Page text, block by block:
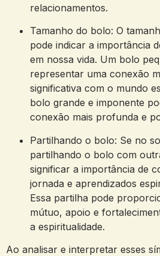
relacionamentos.
Tamanho do bolo:⁣ O⁢
pode‍ indicar​ a importância
em nossa vida. Um bolo
‍representar ⁣uma conexão
significativa com ​o mundo
bolo grande e imponente
conexão mais profunda e
Partilhando o bolo:​ Se‌ no
partilhando ‍o bolo⁢ com
significar ‌a importância de
jornada ​e aprendizados​
Essa partilha pode⁢
⁣mútuo, apoio e‌
a espiritualidade.
Ao analisar‌ e interpretar esses